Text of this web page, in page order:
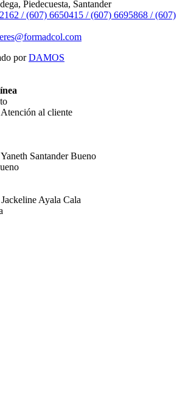
Piedecuesta, Santander
/(607) 6650415 /(607) 6695868 /(607)
porDAMOS